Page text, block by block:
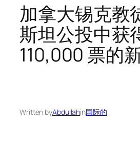
加拿大锡克教
斯坦公投中获
110,000 票的
Written byAbdullahin国际的